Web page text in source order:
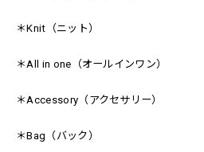
＊Knit（ニット）
＊All in one（オールインワン）
＊Accessory（アクセサリー）
＊Bag（バック）